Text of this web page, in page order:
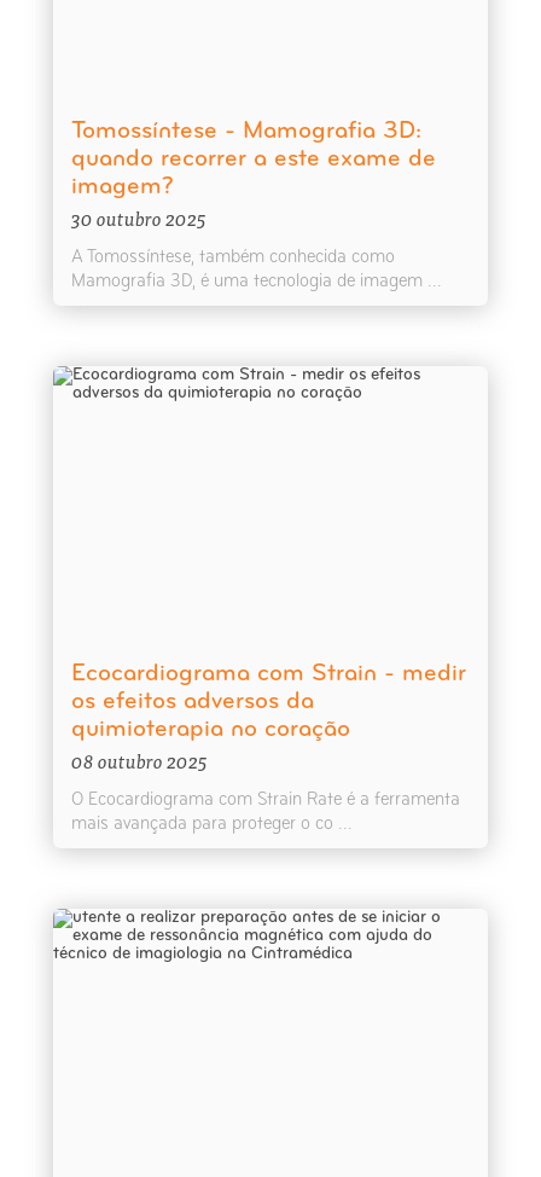
Tomossíntese - Mamografia 3D:
quando recorrer a este exame de
imagem?
30 outubro 2025
A Tomossíntese, também conhecida como
Mamografia 3D, é uma tecnologia de imagem ...
Ecocardiograma com Strain - medir
os efeitos adversos da
quimioterapia no coração
08 outubro 2025
O Ecocardiograma com Strain Rate é a ferramenta
mais avançada para proteger o co ...